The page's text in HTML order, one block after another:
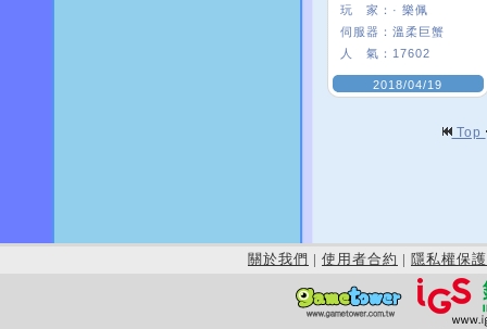
玩 家： · 樂佩
伺服器： 溫柔巨蟹
人 氣： 17602
2018/04/19
Top
關於我們 | 使用者合約 | 隱私權保護